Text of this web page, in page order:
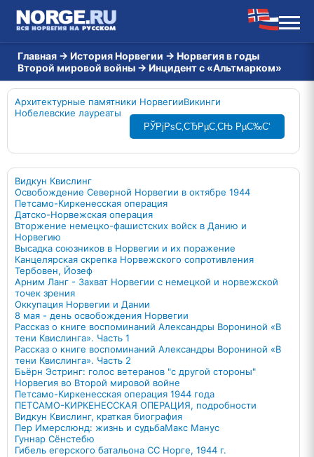
Главная → История Норвегии → Норвегия в годы
Второй мировой войны → Инцидент с «Альтмарком»
Архитектурные памятники НорвегииВикинги
Нобелевские лауреаты
РЎРјРѕС‚СЂРµС‚СЊ РµС‰С‘
Видкун Квислинг
Освобождение Северной Норвегии в октябре 1944
Петсамо-Киркенесская операция
Датско-Норвежская операция
Вторжение немецко-фашистских войск в Данию и
Норвегию
Высадка союзников в Норвегии и их поражение
Канцелярская скрепка Норвежского сопротивления
Тербовен, Йозеф
Арним Ланг - Захват Норвегии с немецкой и норвежской
точек зрения
Оккупация Норвегии и Дании
8 мая - день освобождения Норвегии
Рассказ о книге воспоминаний Александры Ворониной «В
тени Квислинга». Часть 1
Рассказ о книге воспоминаний Александры Ворониной «В
тени Квислинга». Часть 2
Бьёрн Эстринг: голос ветеранов "с другой стороны"
Норвегия во Второй мировой войне
Петсамо-Киркенесская операция 1944 года
ПЕТСАМО-КИРКЕНЕССКАЯ ОПЕРАЦИЯ, подробности
Видкун Квислинг, краткая биография
Пер Имерслюнд: жизнь и судьбаМакс Манус
Гуннар Сёнстебю
Гибель егерского батальона СС Норге, 1944 г.